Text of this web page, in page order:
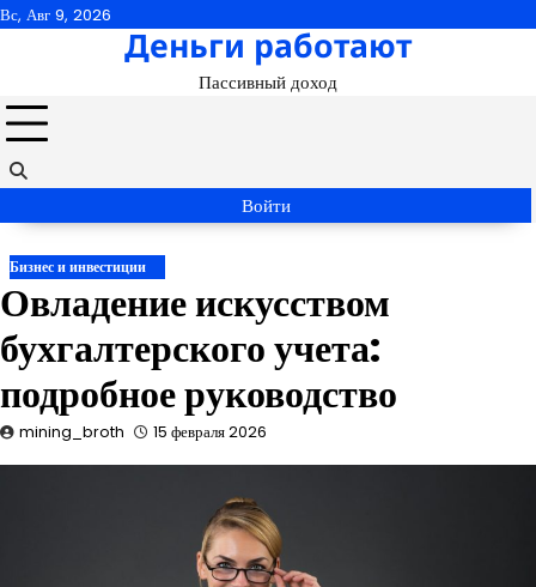
Перейти
Вс, Авг 9, 2026
Деньги работают
Пассивный доход
Войти
Бизнес и инвестиции
Овладение искусством
бухгалтерского учета:
подробное руководство
mining_broth 15 февраля 2026